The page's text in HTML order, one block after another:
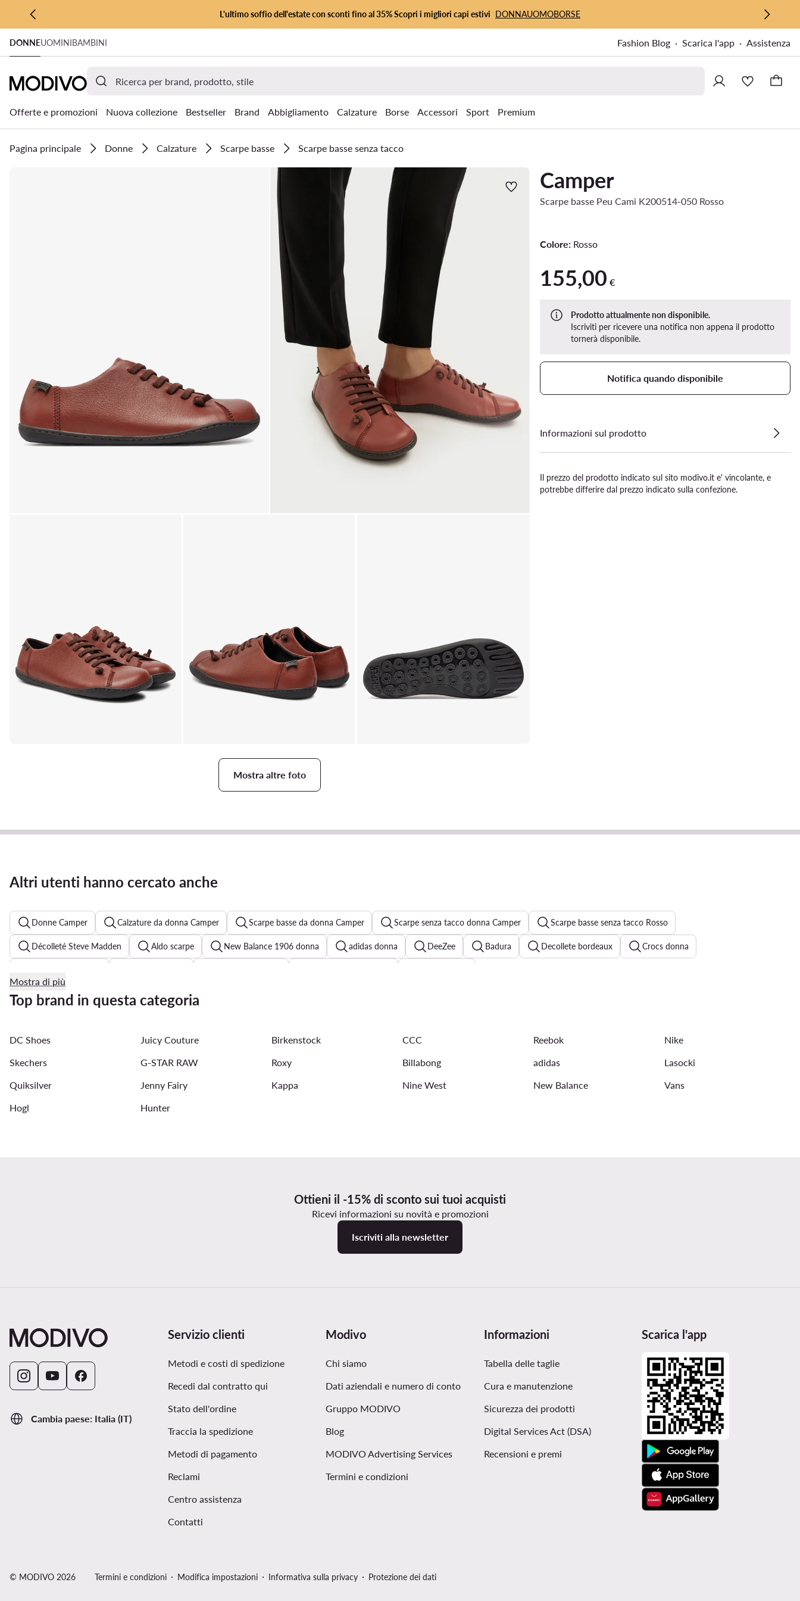
VAI AL CONTENUTO PRINCIPALE
VAI ALLA RICERCA
L'ultimo soffio dell'estate con sconti fino al 35% Scopri i migliori capi estivi DONNAUOMOBORSE
DONNEUOMINIBAMBINI Fashion Blog Scarica l'app Assistenza
Offerte e promozioni Nuova collezione Bestseller Brand Abbigliamento Calzature Borse Accessori Sport Premium
Pagina principale Donne Calzature Scarpe basse Scarpe basse senza tacco
Mostra altre foto
Camper
Scarpe basse Peu Cami K200514-050 Rosso
Colore:Rosso
155,00 €
155,00 €
Prodotto attualmente non disponibile.
Iscriviti per ricevere una notifica non appena il prodotto
tornerà disponibile.
Notifica quando disponibile
Informazioni sul prodotto
Il prezzo del prodotto indicato sul sito modivo.it e' vincolante, e
potrebbe differire dal prezzo indicato sulla confezione.
Altri utenti hanno cercato anche
Donne Camper Calzature da donna Camper Scarpe basse da donna Camper Scarpe senza tacco donna Camper Scarpe basse senza tacco Rosso
Décolleté Steve Madden Aldo scarpe New Balance 1906 donna adidas donna DeeZee Badura Decollete bordeaux Crocs donna
Sneakers Clarks donna Scarpe Guess donna
Ballerine argento donna Scarpe New Balance donna
Mostra di più
Top brand in questa categoria
DC Shoes Juicy Couture Birkenstock CCC Reebok
Nike
Skechers
G-STAR RAW Roxy Billabong adidas
Lasocki
Quiksilver
Jenny Fairy Kappa Nine West New Balance
Vans
Hogl
Hunter
Ottieni il -15% di sconto sui tuoi acquisti
Ricevi informazioni su novità e promozioni
Iscriviti alla newsletter
Cambia paese: Italia (IT)
Servizio clienti
Metodi e costi di spedizione
Recedi dal contratto qui
Stato dell'ordine
Traccia la spedizione
Metodi di pagamento
Reclami
Centro assistenza
Contatti
Modivo
Chi siamo
Dati aziendali e numero di conto
Gruppo MODIVO
Blog
MODIVO Advertising Services
Termini e condizioni
Informazioni
Tabella delle taglie
Cura e manutenzione
Sicurezza dei prodotti
Digital Services Act (DSA)
Recensioni e premi
Scarica l'app
© MODIVO 2026 Termini e condizioni Modifica impostazioni Informativa sulla privacy Protezione dei dati